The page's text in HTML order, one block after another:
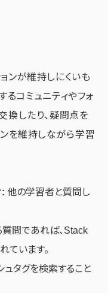
ンが維持しにくいも
るコミュニティやフォ
換したり、疑問点を
ンを維持しながら学習
: 他の学習者と質問し
問であれば、Stack
ています。
タグを検索すること